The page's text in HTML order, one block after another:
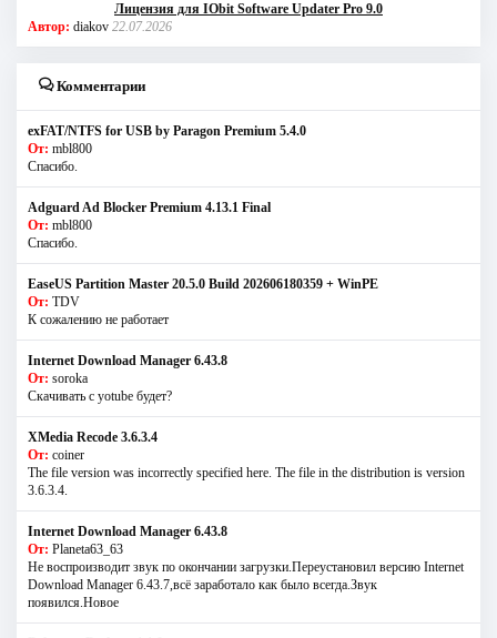
Лицензия для IObit Software Updater Pro 9.0
Автор: diakov 22.07.2026
Комментарии
exFAT/NTFS for USB by Paragon Premium 5.4.0
От: mbl800
Спасибо.
Adguard Ad Blocker Premium 4.13.1 Final
От: mbl800
Спасибо.
EaseUS Partition Master 20.5.0 Build 202606180359 + WinPE
От: TDV
К сожалению не работает
Internet Download Manager 6.43.8
От: soroka
Скачивать с yotube будет?
XMedia Recode 3.6.3.4
От: coiner
The file version was incorrectly specified here. The file in the distribution is version
3.6.3.4.
Internet Download Manager 6.43.8
От: Planeta63_63
Не воспроизводит звук по окончании загрузки.Переустановил версию Internet
Download Manager 6.43.7,всё заработало как было всегда.Звук
появился.Новое